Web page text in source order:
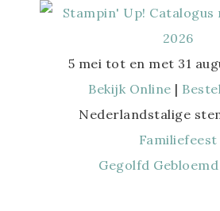
5 mei tot en met 31
Bekijk Online |
Nederlandstalige
Familiefeest
Gegolfd